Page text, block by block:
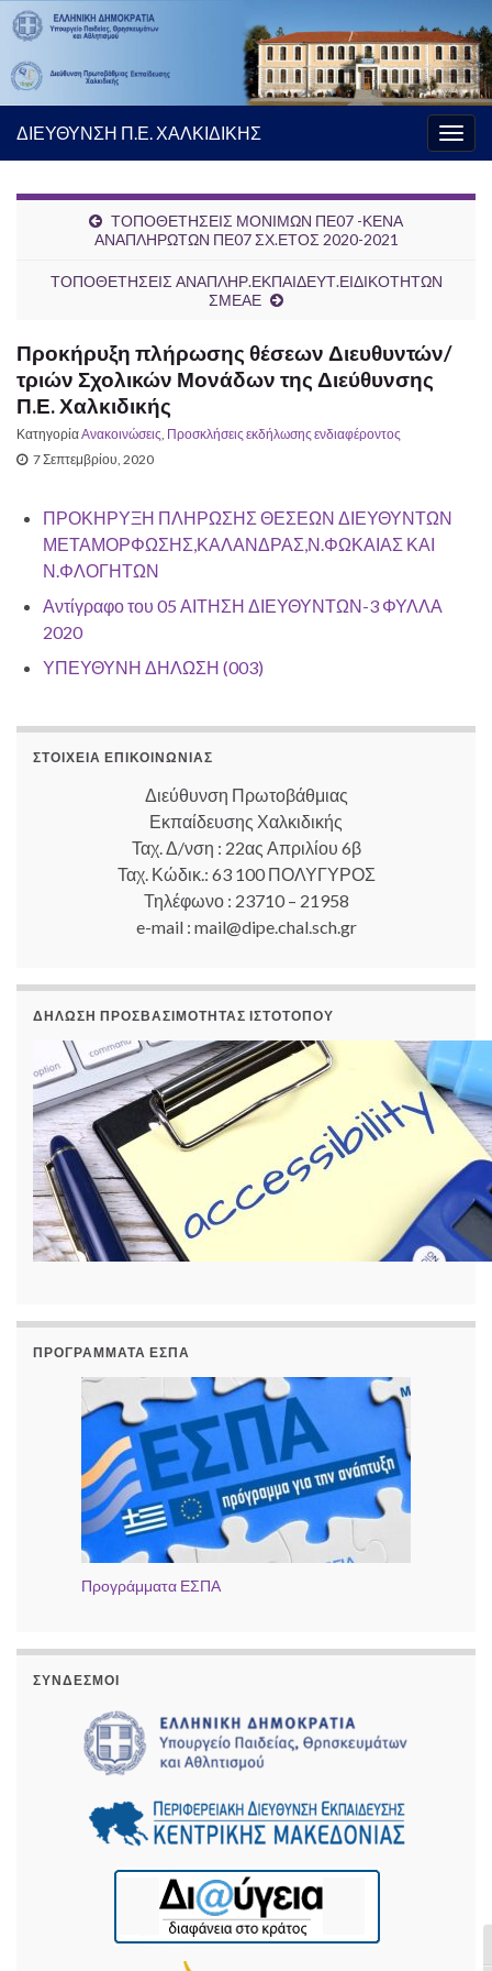
ΔΙΕΥΘΥΝΣΗ Π.Ε. ΧΑΛΚΙΔΙΚΗΣ
ΤΟΠΟΘΕΤΗΣΕΙΣ ΜΟΝΙΜΩΝ ΠΕ07 -ΚΕΝΑ
ΑΝΑΠΛΗΡΩΤΩΝ ΠΕ07 ΣΧ.ΕΤΟΣ 2020-2021
ΤΟΠΟΘΕΤΗΣΕΙΣ ΑΝΑΠΛΗΡ.ΕΚΠΑΙΔΕΥΤ.ΕΙΔΙΚΟΤΗΤΩΝ
ΣΜΕΑΕ
Προκήρυξη πλήρωσης θέσεων Διευθυντών/
τριών Σχολικών Μονάδων της Διεύθυνσης
Π.Ε. Χαλκιδικής
ΚατηγορίαΑνακοινώσεις Προσκλήσεις εκδήλωσης ενδιαφέροντος
7 Σεπτεμβρίου, 2020
ΠΡΟΚΗΡΥΞΗ ΠΛΗΡΩΣΗΣ ΘΕΣΕΩΝ ΔΙΕΥΘΥΝΤΩΝ
ΜΕΤΑΜΟΡΦΩΣΗΣ,ΚΑΛΑΝΔΡΑΣ,Ν.ΦΩΚΑΙΑΣ ΚΑΙ
Ν.ΦΛΟΓΗΤΩΝ
Αντίγραφο του 05 ΑΙΤΗΣΗ ΔΙΕΥΘΥΝΤΩΝ-3 ΦΥΛΛΑ
2020
ΥΠΕΥΘΥΝΗ ΔΗΛΩΣΗ (003)
ΣΤΟΙΧΕΊΑ ΕΠΙΚΟΙΝΩΝΊΑΣ
Διεύθυνση Πρωτοβάθμιας
Εκπαίδευσης Χαλκιδικής
Ταχ. Δ/νση : 22ας Απριλίου 6β
Ταχ. Κώδικ.: 63 100 ΠΟΛΥΓΥΡΟΣ
Τηλέφωνο : 23710 – 21958
e-mail : mail@dipe.chal.sch.gr
ΔΉΛΩΣΗ ΠΡΟΣΒΑΣΙΜΌΤΗΤΑΣ ΙΣΤΟΤΌΠΟΥ
ΠΡΟΓΡΆΜΜΑΤΑ ΕΣΠΑ
Προγράμματα ΕΣΠΑ
ΣΎΝΔΕΣΜΟΙ